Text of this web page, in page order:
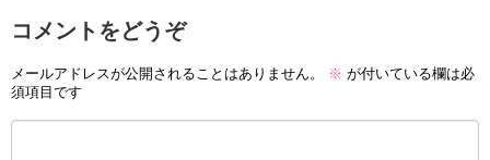
コメントをどうぞ
メールアドレスが公開されることはありません。 ※ が付いている欄は必
須項目です